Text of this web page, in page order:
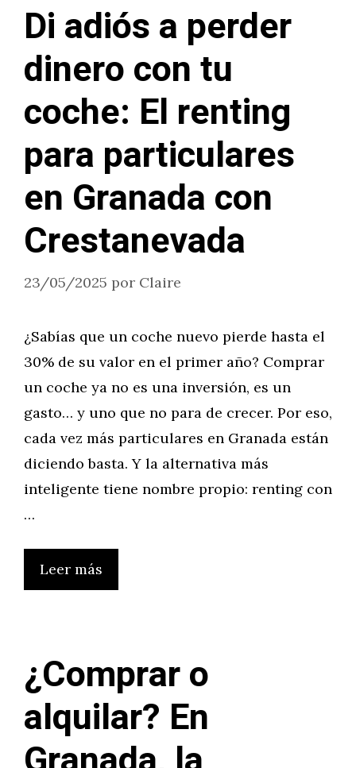
Di adiós a perder
dinero con tu
coche: El renting
para particulares
en Granada con
Crestanevada
23/05/2025 por Claire
¿Sabías que un coche nuevo pierde hasta el
30% de su valor en el primer año? Comprar
un coche ya no es una inversión, es un
gasto… y uno que no para de crecer. Por eso,
cada vez más particulares en Granada están
diciendo basta. Y la alternativa más
inteligente tiene nombre propio: renting con
…
Leer más
¿Comprar o
alquilar? En